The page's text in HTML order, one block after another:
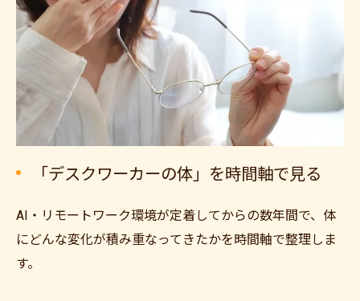
「デスクワーカーの体」を時間軸で見る
AI・リモートワーク環境が定着してからの数年間で、体
にどんな変化が積み重なってきたかを時間軸で整理しま
す。